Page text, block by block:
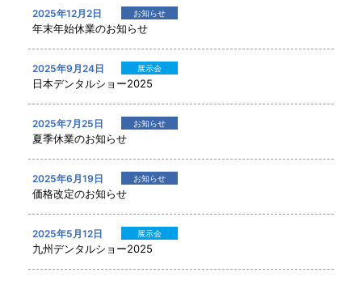
2025年12月2日 お知らせ
年末年始休業のお知らせ
2025年9月24日 展示会
日本デンタルショー2025
2025年7月25日 お知らせ
夏季休業のお知らせ
2025年6月19日 お知らせ
価格改定のお知らせ
2025年5月12日 展示会
九州デンタルショー2025